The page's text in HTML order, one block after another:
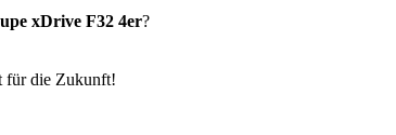
xDrive F32 4er?
für die Zukunft!